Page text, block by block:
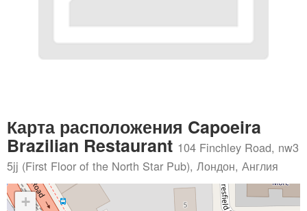
Карта расположения Capoeira
Brazilian Restaurant 104 Finchley Road, nw3
5jj (First Floor of the North Star Pub), Лондон, Англия
+